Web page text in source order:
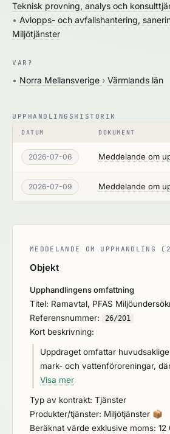
Teknisk provning, analys och
• Avlopps- och avfallshantering,
Miljötjänster
VAR?
• Norra Mellansverige › Värmlands län
UPPHANDLINGSHISTORIK
DATUM DOKUMENT
2026-07-06 Meddelande om
2026-07-09 Meddelande om
MEDDELANDE OM
Objekt
Upphandlingens omfattning
Titel: Ramavtal, PFAS
Referensnummer:
26/201
Kort beskrivning:
Uppdraget omfattar
mark- och vattenföroreningar,
första hand utgörs av PFAS men
kommer att resultera i ramavtal
avrop av det samlade behovet
Visa mer
Typ av kontrakt: Tjänster
Produkter/tjänster: Miljötjänster 📦
Beräknat värde exklusive moms: